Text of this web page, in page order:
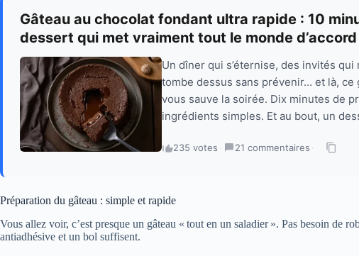
Gâteau au chocolat fondant ultra rapide : 10
dessert qui met vraiment tout le monde d’accord
Un dîner qui s’éternise, des invités
tombe dessus sans prévenir… et là,
vous sauve la soirée. Dix minutes de
ingrédients simples. Et au bout, un
235 votes · 21 commentaires ·
Préparation du gâteau : simple et rapide
Vous allez voir, c’est presque un gâteau « tout en un saladier ». Pas besoin de
antiadhésive et un bol suffisent.